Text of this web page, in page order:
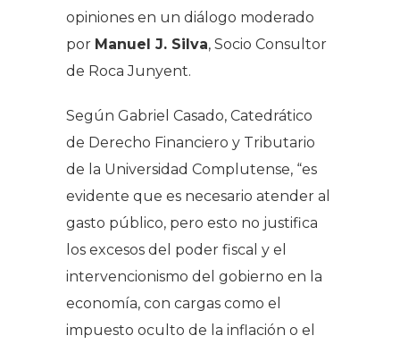
opiniones en un diálogo moderado
por Manuel J. Silva, Socio Consultor
de Roca Junyent.
Según Gabriel Casado, Catedrático
de Derecho Financiero y Tributario
de la Universidad Complutense, “es
evidente que es necesario atender al
gasto público, pero esto no justifica
los excesos del poder fiscal y el
intervencionismo del gobierno en la
economía, con cargas como el
impuesto oculto de la inflación o el